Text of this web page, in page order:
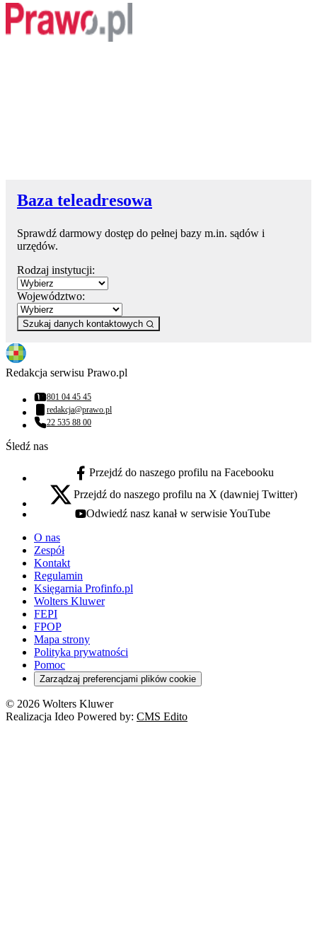
Baza teleadresowa
Sprawdź darmowy dostęp do pełnej bazy m.in. sądów i
urzędów.
Rodzaj instytucji:
Województwo:
Szukaj danych kontaktowych
Redakcja serwisu Prawo.pl
Numer telefonu:
801 04 45 45
Adres email:
redakcja@prawo.pl
Numer telefonu:
22 535 88 00
Śledź nas
facebook - otwiera się w nowej karcie
Przejdź do naszego profilu na Facebooku
x - otwiera się w nowej karcie
Przejdź do naszego profilu na X (dawniej Twitter)
youtube - otwiera się w nowej karcie
Odwiedź nasz kanał w serwisie YouTube
O nas
Zespół
Kontakt
Regulamin
Księgarnia Profinfo.pl
Wolters Kluwer
FEPI
FPOP
Mapa strony
Polityka prywatności
Pomoc
Zarządzaj preferencjami plików cookie
© 2026 Wolters Kluwer
Realizacja Ideo Powered by: CMS Edito